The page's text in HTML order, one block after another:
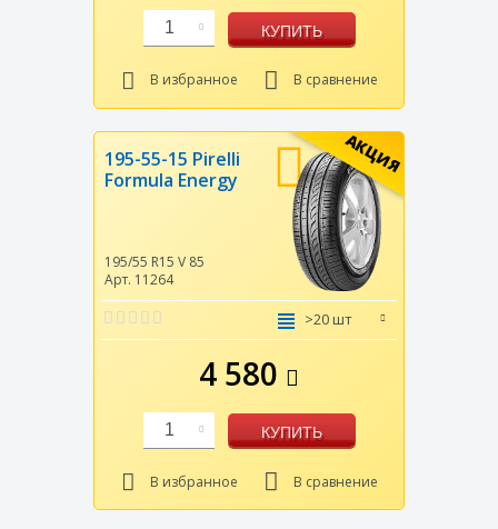
1 КУПИТЬ
В избранное В сравнение
АКЦИЯ
195-55-15 Pirelli
Formula Energy
195/55 R15 V 85
Арт. 11264
>20 шт
4 580
1 КУПИТЬ
В избранное В сравнение